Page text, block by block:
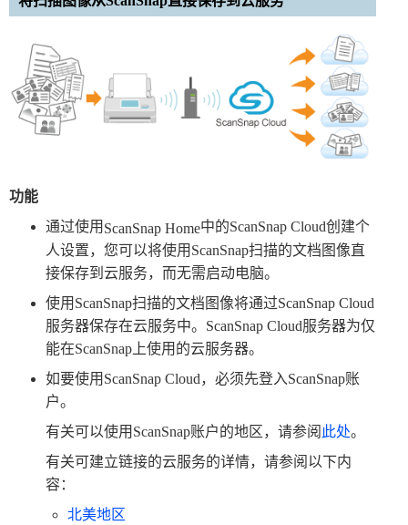
功能
通过使用 ScanSnap Home中的ScanSnap Cloud创建个
人设置，您可以将使用ScanSnap扫描的文档图像直
接保存到云服务，而无需启动电脑。
使用ScanSnap扫描的文档图像将通过ScanSnap Cloud
服务器保存在云服务中。ScanSnap Cloud服务器为仅
能在ScanSnap上使用的云服务器。
如要使用ScanSnap Cloud，必须先登入ScanSnap账
户。
有关可以使用ScanSnap账户的地区，请参阅 此处。
有关可建立链接的云服务的详情，请参阅以下内
容：
北美地区